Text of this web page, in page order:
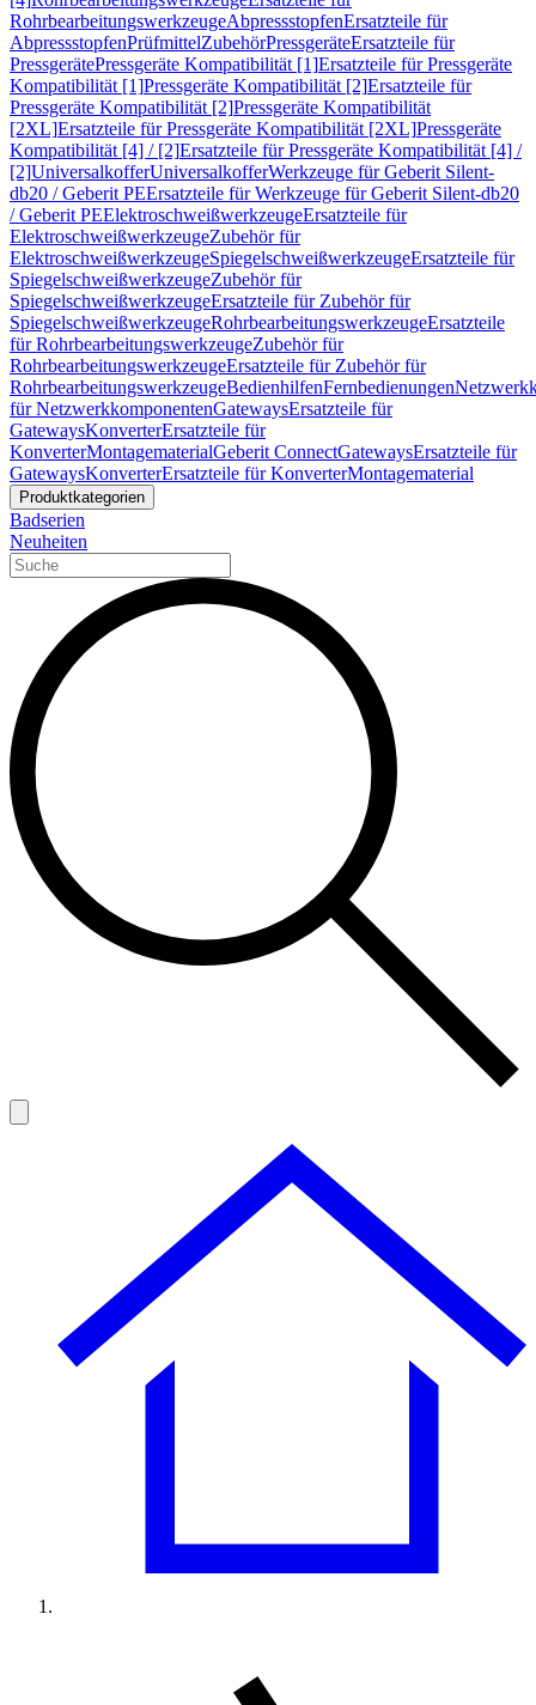
RohrbearbeitungswerkzeugeAbpressstopfenErsatzteile für
AbpressstopfenPrüfmittelZubehörPressgeräteErsatzteile für
PressgerätePressgeräte Kompatibilität [1]Ersatzteile für Pressgeräte
Kompatibilität [1]Pressgeräte Kompatibilität [2]Ersatzteile für
Pressgeräte Kompatibilität [2]Pressgeräte Kompatibilität
[2XL]Ersatzteile für Pressgeräte Kompatibilität [2XL]Pressgeräte
Kompatibilität [4] / [2]Ersatzteile für Pressgeräte Kompatibilität [4] /
[2]UniversalkofferUniversalkofferWerkzeuge für Geberit Silent-
db20 / Geberit PEErsatzteile für Werkzeuge für Geberit Silent-db20
/ Geberit PEElektroschweißwerkzeugeErsatzteile für
ElektroschweißwerkzeugeZubehör für
ElektroschweißwerkzeugeSpiegelschweißwerkzeugeErsatzteile für
SpiegelschweißwerkzeugeZubehör für
SpiegelschweißwerkzeugeErsatzteile für Zubehör für
SpiegelschweißwerkzeugeRohrbearbeitungswerkzeugeErsatzteile
für RohrbearbeitungswerkzeugeZubehör für
RohrbearbeitungswerkzeugeErsatzteile für Zubehör für
RohrbearbeitungswerkzeugeBedienhilfenFernbedienungen
für NetzwerkkomponentenGatewaysErsatzteile für
GatewaysKonverterErsatzteile für
KonverterMontagematerialGeberit ConnectGatewaysErsatzteile für
GatewaysKonverterErsatzteile für KonverterMontagematerial
Produktkategorien
Badserien
Neuheiten